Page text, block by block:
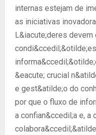
internas estejam de
as iniciativas
L&iacute;deres
&eacute; crucial
e gest&atilde;o do
por que o fluxo de
a confian&ccedil;a e, a